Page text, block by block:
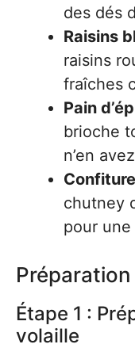
des dés
Raisins
raisins
fraîches
Pain
brioche
n’en
chutney
pour
Étape 1 :
volaille